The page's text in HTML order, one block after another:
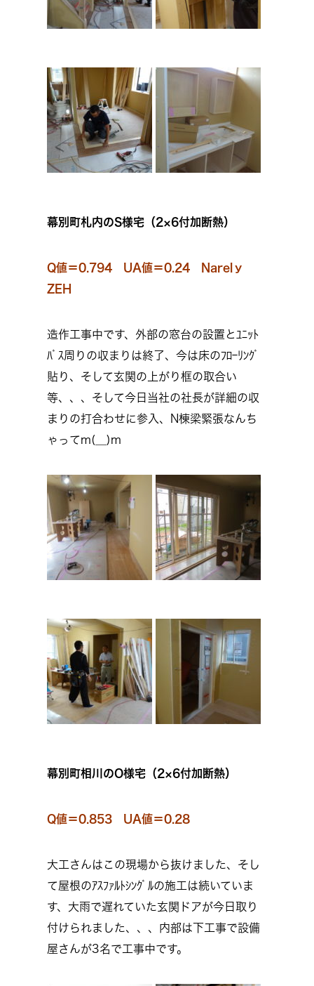
幕別町札内のS様宅（2×6付加断熱）
Q値＝0.794 UA値＝0.24 Narelｙ
ZEH
造作工事中です、外部の窓台の設置とﾕﾆｯﾄ
ﾊﾞｽ周りの収まりは終了、今は床のﾌﾛｰﾘﾝｸﾞ
貼り、そして玄関の上がり框の取合い
等、、、そして今日当社の社長が詳細の収
まりの打合わせに参入、N棟梁緊張なんち
ゃってm(__)m
幕別町相川のO様宅（2×6付加断熱）
Q値＝0.853 UA値＝0.28
大工さんはこの現場から抜けました、そし
て屋根のｱｽﾌｧﾙﾄｼﾝｸﾞﾙの施工は続いていま
す、大雨で遅れていた玄関ドアが今日取り
付けられました、、、内部は下工事で設備
屋さんが3名で工事中です。